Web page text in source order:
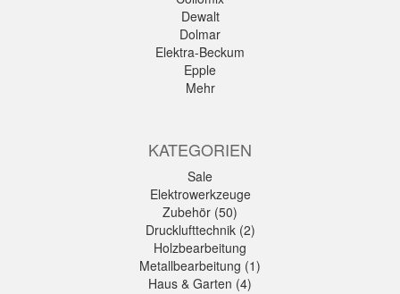
Dewalt
Dolmar
Elektra-Beckum
Epple
Mehr
KATEGORIEN
Sale
Elektrowerkzeuge
Zubehör (50)
Drucklufttechnik (2)
Holzbearbeitung
Metallbearbeitung (1)
Haus & Garten (4)